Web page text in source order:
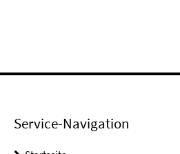
Service-Navigation